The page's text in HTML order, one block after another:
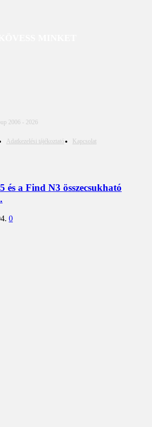
2006 - 2026
Adatkezelési tájékoztató Kapcsolat
és a Find N3 összecsukható
0